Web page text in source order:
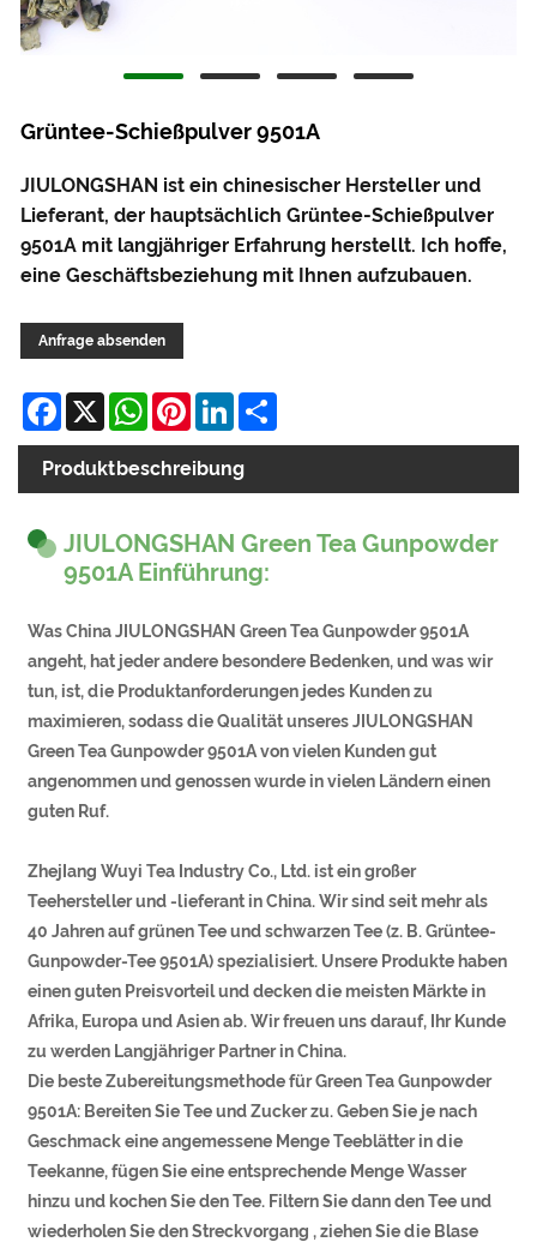
Grüntee-Schießpulver 9501A
JIULONGSHAN ist ein chinesischer Hersteller und
Lieferant, der hauptsächlich Grüntee-Schießpulver
9501A mit langjähriger Erfahrung herstellt. Ich hoffe,
eine Geschäftsbeziehung mit Ihnen aufzubauen.
Anfrage absenden
Facebook
X WhatsApp
PinterestLinkedIn
Produktbeschreibung
JIULONGSHAN Green Tea Gunpowder
9501A Einführung:
Was China JIULONGSHAN Green Tea Gunpowder 9501A
angeht, hat jeder andere besondere Bedenken, und was wir
tun, ist, die Produktanforderungen jedes Kunden zu
maximieren, sodass die Qualität unseres JIULONGSHAN
Green Tea Gunpowder 9501A von vielen Kunden gut
angenommen und genossen wurde in vielen Ländern einen
guten Ruf.
ZhejIang Wuyi Tea Industry Co., Ltd. ist ein großer
Teehersteller und -lieferant in China. Wir sind seit mehr als
40 Jahren auf grünen Tee und schwarzen Tee (z. B. Grüntee-
Gunpowder-Tee 9501A) spezialisiert. Unsere Produkte haben
einen guten Preisvorteil und decken die meisten Märkte in
Afrika, Europa und Asien ab. Wir freuen uns darauf, Ihr Kunde
zu werden Langjähriger Partner in China.
Die beste Zubereitungsmethode für Green Tea Gunpowder
9501A: Bereiten Sie Tee und Zucker zu. Geben Sie je nach
Geschmack eine angemessene Menge Teeblätter in die
Teekanne, fügen Sie eine entsprechende Menge Wasser
hinzu und kochen Sie den Tee. Filtern Sie dann den Tee und
wiederholen Sie den Streckvorgang , ziehen Sie die Blase